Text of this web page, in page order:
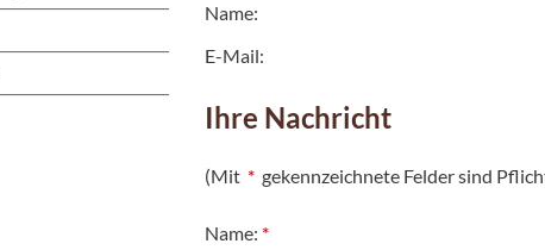
Name:
E-Mail:
Ihre Nachricht
(Mit * gekennzeichnete Felder sind
Name: *